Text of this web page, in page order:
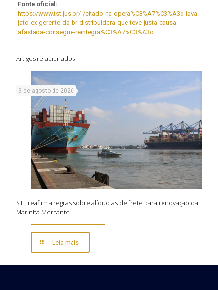
Fonte oficial:
https://www.tst.jus.br/-/citado-na-opera%C3%A7%C3%A3o-lava-
jato-ex-gerente-da-br-distribuidora-que-teve-justa-causa-
afastada-consegue-reintegra%C3%A7%C3%A3o
Artigos relacionados
9 de agosto de 2026
STF reafirma regras sobre alíquotas de frete para renovação da
Marinha Mercante
Leia mais